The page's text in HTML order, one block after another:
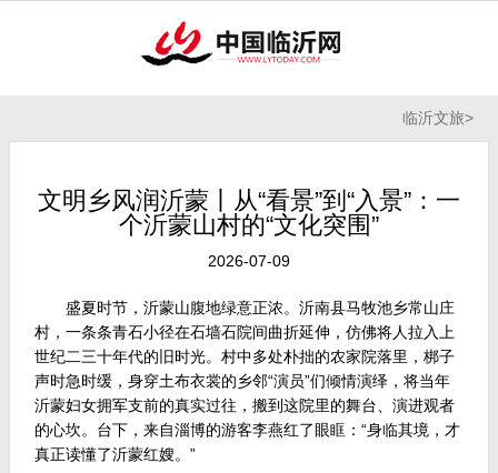
临沂文旅>
文明乡风润沂蒙丨从“看景”到“入景”：一
个沂蒙山村的“文化突围”
2026-07-09
盛夏时节，沂蒙山腹地绿意正浓。沂南县马牧池乡常山庄
村，一条条青石小径在石墙石院间曲折延伸，仿佛将人拉入上
世纪二三十年代的旧时光。村中多处朴拙的农家院落里，梆子
声时急时缓，身穿土布衣裳的乡邻“演员”们倾情演绎，将当年
沂蒙妇女拥军支前的真实过往，搬到这院里的舞台、演进观者
的心坎。台下，来自淄博的游客李燕红了眼眶：“身临其境，才
真正读懂了沂蒙红嫂。”